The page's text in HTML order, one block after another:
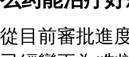
從目前審批進